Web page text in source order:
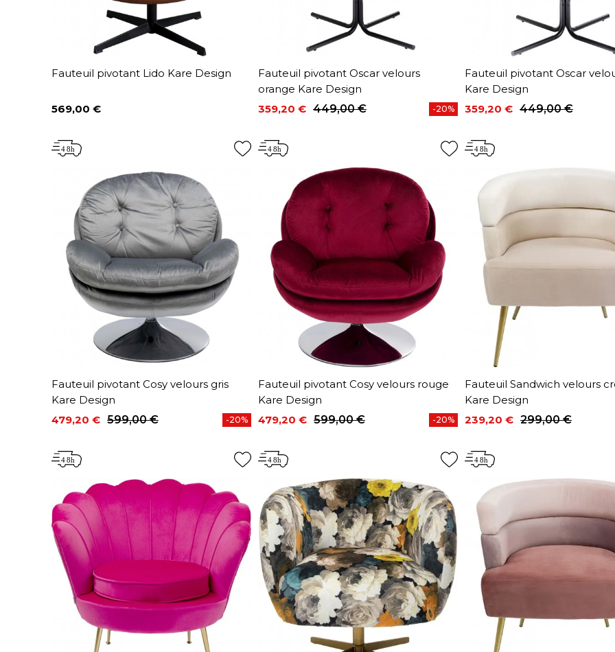
Fauteuil pivotant Lido Kare Design
Prix
569,00 €
Fauteuil pivotant Oscar velours
orange Kare Design
Prix
359,20 €
Prix de base449,00 € -20%
Fauteuil pivotant Oscar
Kare Design
Prix
359,20 €
Prix de base449,00 €
Fauteuil pivotant Cosy velours gris
Kare Design
Prix
479,20 €
Prix de base599,00 € -20%
Fauteuil pivotant Cosy velours rouge
Kare Design
Prix
479,20 €
Prix de base599,00 € -20%
Fauteuil Sandwich velours
Kare Design
Prix
239,20 €
Prix de base299,00 €